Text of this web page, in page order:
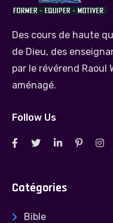
Des cours de haute
de Dieu, des
par le révérend
aménagé.
Follow Us
Catégories
Bible